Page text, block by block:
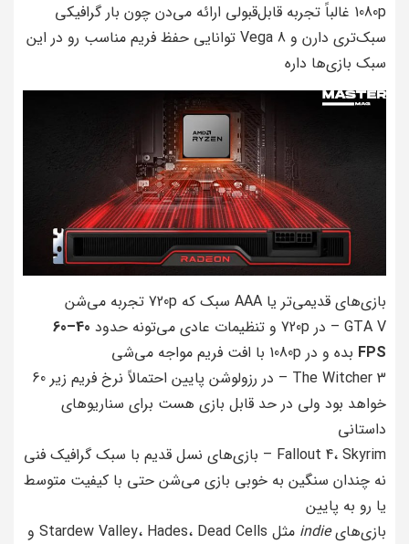
1080p غالباً تجربه قابل‌قبولی ارائه می‌دن چون بار گرافیکی
سبک‌تری دارن و Vega 8 توانایی حفظ فریم مناسب رو در این
سبک بازی‌ها داره
بازی‌های قدیمی‌تر یا AAA سبک که 720p تجربه می‌شن
GTA V – در 720p و تنظیمات عادی می‌تونه حدود
40–60
FPS بده و در 1080p با افت فریم مواجه می‌شی
The Witcher 3 – در رزولوشن پایین احتمالاً نرخ فریم زیر 60
خواهد بود ولی در حد قابل بازی هست برای سناریوهای
داستانی
Fallout 4، Skyrim – بازی‌های نسل قدیم با سبک گرافیک فنی
نه چندان سنگین به خوبی بازی می‌شن حتی با کیفیت متوسط
یا رو به پایین
بازی‌هایindie
مثل Stardew Valley، Hades، Dead Cells و